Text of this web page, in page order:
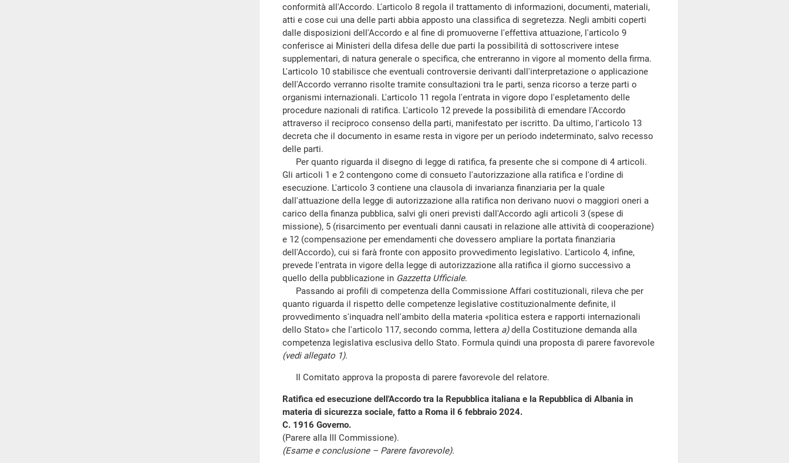
conformità all'Accordo. L'articolo 8 regola il trattamento di informazioni, documenti, materiali,
atti e cose cui una delle parti abbia apposto una classifica di segretezza. Negli ambiti coperti
dalle disposizioni dell'Accordo e al fine di promuoverne l'effettiva attuazione, l'articolo 9
conferisce ai Ministeri della difesa delle due parti la possibilità di sottoscrivere intese
supplementari, di natura generale o specifica, che entreranno in vigore al momento della firma.
L'articolo 10 stabilisce che eventuali controversie derivanti dall'interpretazione o applicazione
dell'Accordo verranno risolte tramite consultazioni tra le parti, senza ricorso a terze parti o
organismi internazionali. L'articolo 11 regola l'entrata in vigore dopo l'espletamento delle
procedure nazionali di ratifica. L'articolo 12 prevede la possibilità di emendare l'Accordo
attraverso il reciproco consenso della parti, manifestato per iscritto. Da ultimo, l'articolo 13
decreta che il documento in esame resta in vigore per un periodo indeterminato, salvo recesso
delle parti.
Per quanto riguarda il disegno di legge di ratifica, fa presente che si compone di 4 articoli.
Gli articoli 1 e 2 contengono come di consueto l'autorizzazione alla ratifica e l'ordine di
esecuzione. L'articolo 3 contiene una clausola di invarianza finanziaria per la quale
dall'attuazione della legge di autorizzazione alla ratifica non derivano nuovi o maggiori oneri a
carico della finanza pubblica, salvi gli oneri previsti dall'Accordo agli articoli 3 (spese di
missione), 5 (risarcimento per eventuali danni causati in relazione alle attività di cooperazione)
e 12 (compensazione per emendamenti che dovessero ampliare la portata finanziaria
dell'Accordo), cui si farà fronte con apposito provvedimento legislativo. L'articolo 4, infine,
prevede l'entrata in vigore della legge di autorizzazione alla ratifica il giorno successivo a
quello della pubblicazione in Gazzetta Ufficiale.
Passando ai profili di competenza della Commissione Affari costituzionali, rileva che per
quanto riguarda il rispetto delle competenze legislative costituzionalmente definite, il
provvedimento s'inquadra nell'ambito della materia «politica estera e rapporti internazionali
dello Stato» che l'articolo 117, secondo comma, lettera a)della Costituzione demanda alla
competenza legislativa esclusiva dello Stato. Formula quindi una proposta di parere favorevole
(vedi allegato 1).
Il Comitato approva la proposta di parere favorevole del relatore.
Ratifica ed esecuzione dell'Accordo tra la Repubblica italiana e la Repubblica di Albania in
materia di sicurezza sociale, fatto a Roma il 6 febbraio 2024.
C. 1916 Governo.
(Parere alla III Commissione).
(Esame e conclusione – Parere favorevole).